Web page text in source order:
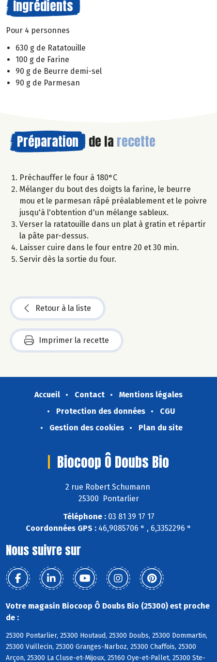
Ingrédients
Pour 4 personnes
630 g de Ratatouille
100 g de Farine
90 g de Beurre demi-sel
90 g de Parmesan
Préparation de la recette
Préchauffer le four à 180°C
Mélanger du bout des doigts la farine, le beurre
mou et le parmesan râpé préalablement et le poivre
jusqu'à l'obtention d'un mélange sableux.
Verser la ratatouille dans un plat à gratin et répartir
la pâte par-dessus.
Laisser cuire dans le four entre 20 et 30 min.
Servir dès la sortie du four.
Retour à la liste
Imprimer la recette
Accueil Contact
Mentions légales
Protection des données
CGU
Gestion des cookies
Plan du site
Biocoop Ô Doubs Bio
2 rue Robert Schumann
25300 Pontarlier
Téléphone :03 81 39 17 17
Coordonnées GPS : 46,9085706 ° , 6,3352296 °
Nous suivre sur
Votre magasin Biocoop Ô Doubs Bio (25300) est proche
de :
25300 Pontarlier, 25300 Houtaud, 25300 Doubs, 25300 Dommartin,
25300 Vuillecin, 25300 Granges-Narboz, 25300 Chaffois, 25300
Arçon, 25300 La Cluse-et-Mijoux, 25160 Oye-et-Pallet, 25300 Ste-